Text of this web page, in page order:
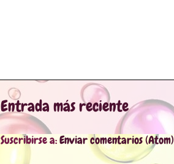
Entrada más reciente
Suscribirse a:Enviar comentarios (Atom)